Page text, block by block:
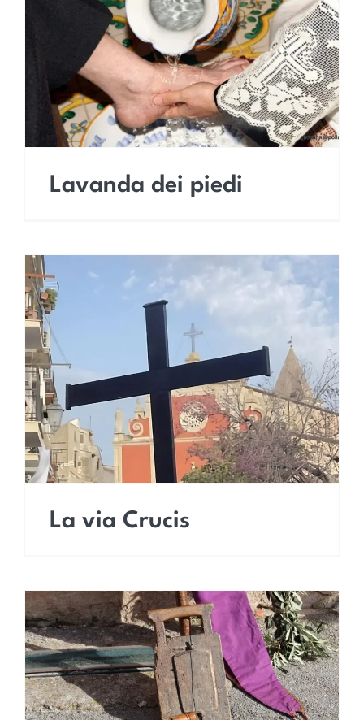
Lavanda dei piedi
Lavanda dei piedi
La via Crucis
La via Crucis
A vivula vivula